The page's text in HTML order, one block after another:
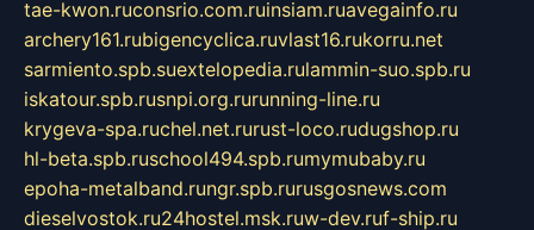
tae-kwon.ruconsrio.com.ruinsiam.ruavegainfo.ru
archery161.rubigencyclica.ruvlast16.rukorru.net
sarmiento.spb.suextelopedia.rulammin-suo.spb.ru
iskatour.spb.rusnpi.org.rurunning-line.ru
krygeva-spa.ruchel.net.rurust-loco.rudugshop.ru
hl-beta.spb.ruschool494.spb.rumymubaby.ru
epoha-metalband.rungr.spb.rurusgosnews.com
dieselvostok.ru24hostel.msk.ruw-dev.ruf-ship.ru